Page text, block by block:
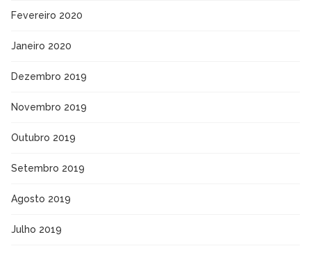
Fevereiro 2020
Janeiro 2020
Dezembro 2019
Novembro 2019
Outubro 2019
Setembro 2019
Agosto 2019
Julho 2019